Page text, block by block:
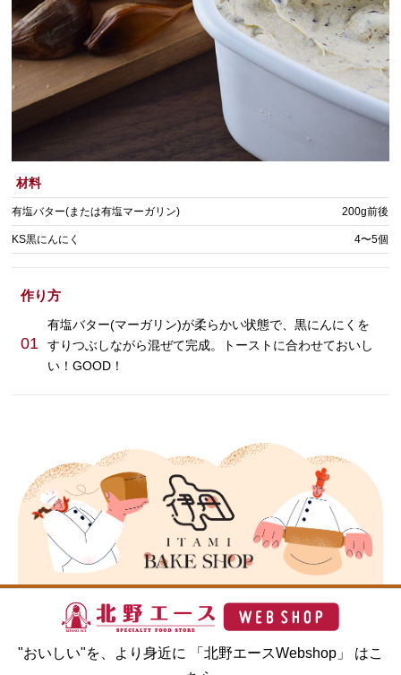
材料
有塩バター(または有塩マーガリン) 200g前後
KS黒にんにく 4〜5個
作り方
01
有塩バター(マーガリン)が柔らかい状態で、黒にんにくを
すりつぶしながら混ぜて完成。トーストに合わせておいし
い！GOOD！
"おいしい"を、より身近に 「北野エースWebshop」 はこ